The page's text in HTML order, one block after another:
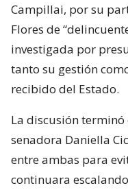
Campillai, por su
Flores de
investigada por
tanto su gestión
recibido del Estado.
La discusión
senadora Daniella
entre ambas para
continuara